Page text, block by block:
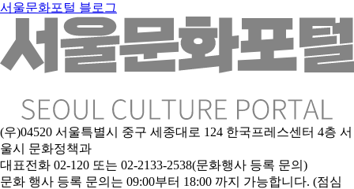
서울문화포털 블로그
(우)04520 서울특별시 중구 세종대로 124 한국프레스센터 4층 서
울시 문화정책과
대표전화 02-120 또는 02-2133-2538(문화행사 등록 문의)
문화 행사 등록 문의는 09:00부터 18:00 까지 가능합니다. (점심